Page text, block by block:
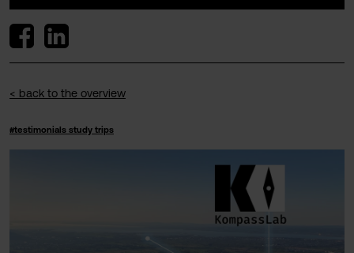
< back to the overview
#testimonials study trips